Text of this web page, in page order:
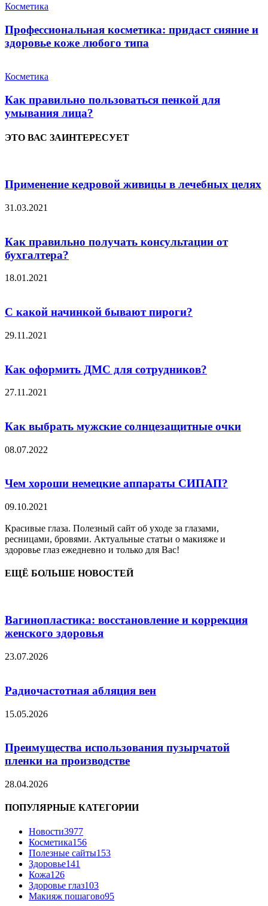
Косметика
Профессиональная косметика: придаст сияние и
здоровье коже любого типа
Косметика
Как правильно пользоваться пенкой для
умывания лица?
ЭТО ВАС ЗАИНТЕРЕСУЕТ
Применение кедровой живицы в лечебных целях
31.03.2021
Как правильно получать консультации от
бухгалтера?
18.01.2021
С какой начинкой бывают пироги?
29.11.2021
Как оформить ДМС для сотрудников?
27.11.2021
Как выбрать мужские солнцезащитные очки
08.07.2022
Чем хороши немецкие аппараты СИПАП?
09.10.2021
Красивые глаза. Полезный сайт об уходе за глазами,
ресницами, бровями. Актуальные статьи о макияже и
здоровье глаз ежедневно и только для Вас!
ЕЩЁ БОЛЬШЕ НОВОСТЕЙ
Вагинопластика: восстановление и коррекция
женского здоровья
23.07.2026
Радиочастотная абляция вен
15.05.2026
Преимущества использования пузырчатой
пленки на производстве
28.04.2026
ПОПУЛЯРНЫЕ КАТЕГОРИИ
Новости3977
Косметика156
Полезные сайты153
Здоровье141
Кожа126
Здоровье глаз103
Макияж пошагово95